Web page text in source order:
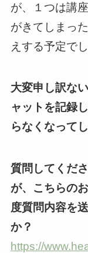
が、１つは講
がきてしまっ
えする予定でし
大変申し訳な
ャットを記録
らなくなって
質問してくだ
が、こちらの
度質問内容を
か？
https://